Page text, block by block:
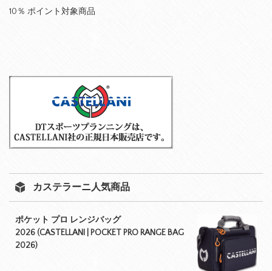
10％ ポイント対象商品
カステラーニ人気商品
ポケット プロ レンジバッグ
2026 (CASTELLANI | POCKET PRO RANGE BAG
2026)